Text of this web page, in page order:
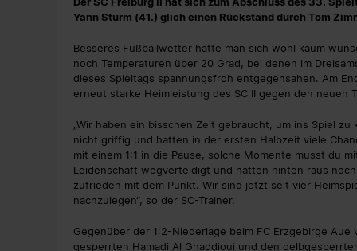
Yann Sturm (41.) glich einen Rückstand durch Tom
Besseres Fußballwetter hätte man sich wohl kaum
noch Temperaturen über 20 Grad, bei denen im
dieses Spieltags spannungsfroh entgegensahen. Am
erneut starke Heimleistung des SC II gegen den neuen
„Wir haben ein bisschen Zeit gebraucht, um ins Spiel
nicht griffig und hatten in der ersten Halbzeit viele
mit einem 1:1 in die Pause, solche Momente musst du
Leidenschaft wegverteidigt und hatten hinten raus
zufrieden mit dem Punkt. Wir sind jetzt seit vier
nachzulegen“, so der SC-Trainer.
Gegenüber der 1:2-Niederlage beim FC Erzgebirge
gesperrten Hamadi Al Ghaddioui und den